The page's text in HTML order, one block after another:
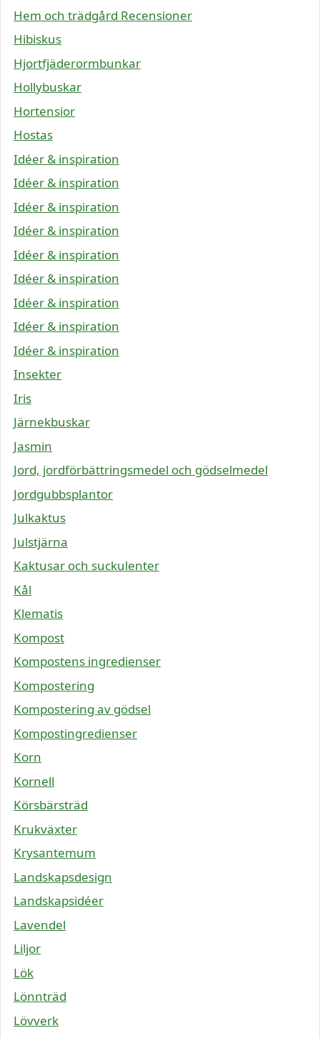
Hem och trädgård Recensioner
Hibiskus
Hjortfjäderormbunkar
Hollybuskar
Hortensior
Hostas
Idéer & inspiration
Idéer & inspiration
Idéer & inspiration
Idéer & inspiration
Idéer & inspiration
Idéer & inspiration
Idéer & inspiration
Idéer & inspiration
Idéer & inspiration
Insekter
Iris
Järnekbuskar
Jasmin
Jord, jordförbättringsmedel och gödselmedel
Jordgubbsplantor
Julkaktus
Julstjärna
Kaktusar och suckulenter
Kål
Klematis
Kompost
Kompostens ingredienser
Kompostering
Kompostering av gödsel
Kompostingredienser
Korn
Kornell
Körsbärsträd
Krukväxter
Krysantemum
Landskapsdesign
Landskapsidéer
Lavendel
Liljor
Lök
Lönnträd
Lövverk